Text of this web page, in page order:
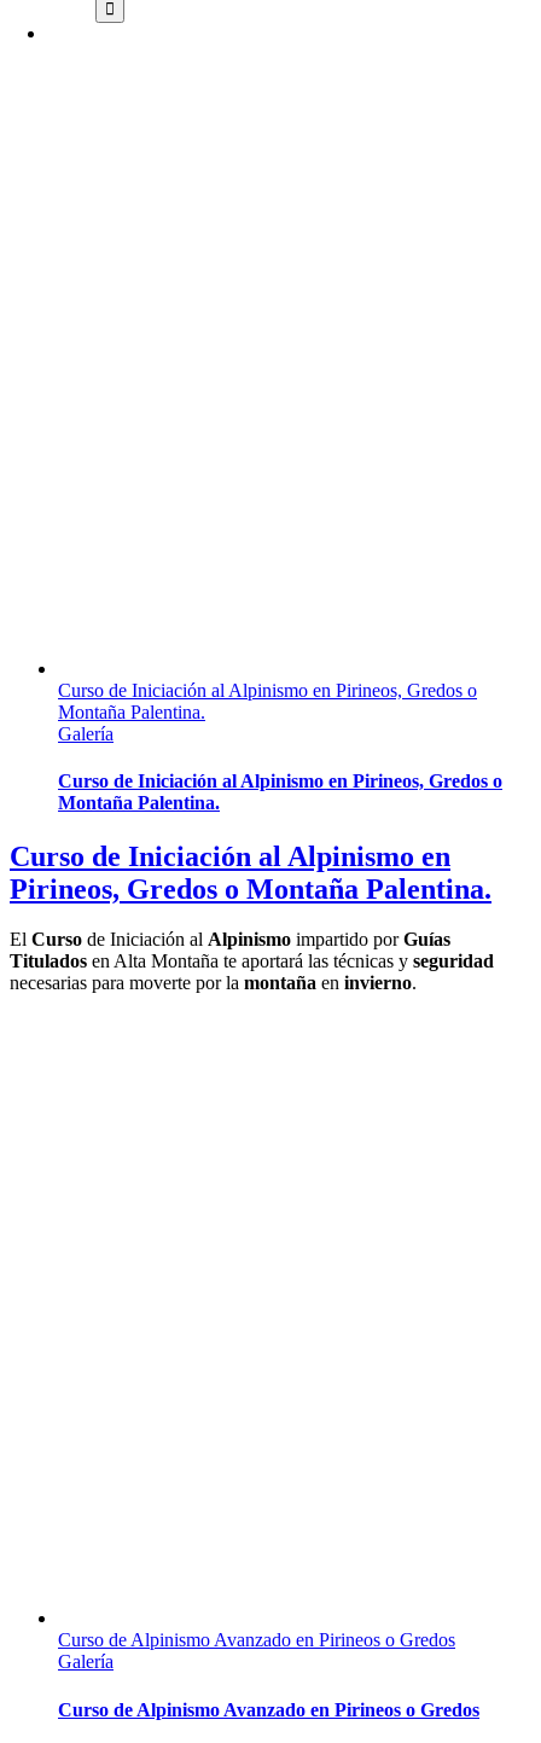
Curso de Iniciación al Alpinismo en Pirineos, Gredos o
Montaña Palentina.
Galería
Curso de Iniciación al Alpinismo en Pirineos, Gredos o
Montaña Palentina.
Curso de Iniciación al Alpinismo en
Pirineos, Gredos o Montaña Palentina.
El Curso de Iniciación al Alpinismo impartido porGuías
Titulados en Alta Montaña te aportará las técnicas y seguridad
necesarias para moverte por la montaña en invierno.
Curso de Alpinismo Avanzado en Pirineos o Gredos
Galería
Curso de Alpinismo Avanzado en Pirineos o Gredos